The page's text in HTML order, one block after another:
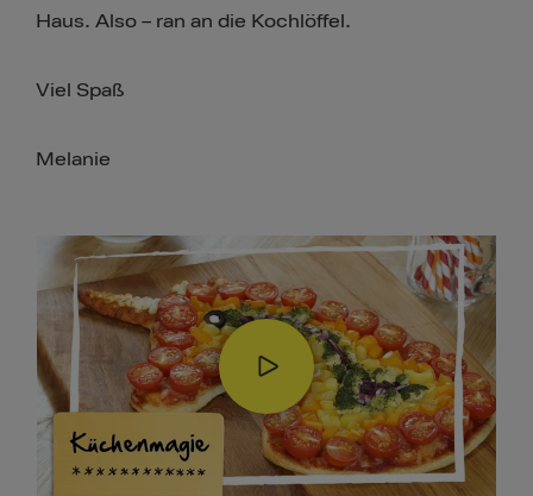
Haus. Also – ran an die Kochlöffel.
Viel Spaß
Melanie